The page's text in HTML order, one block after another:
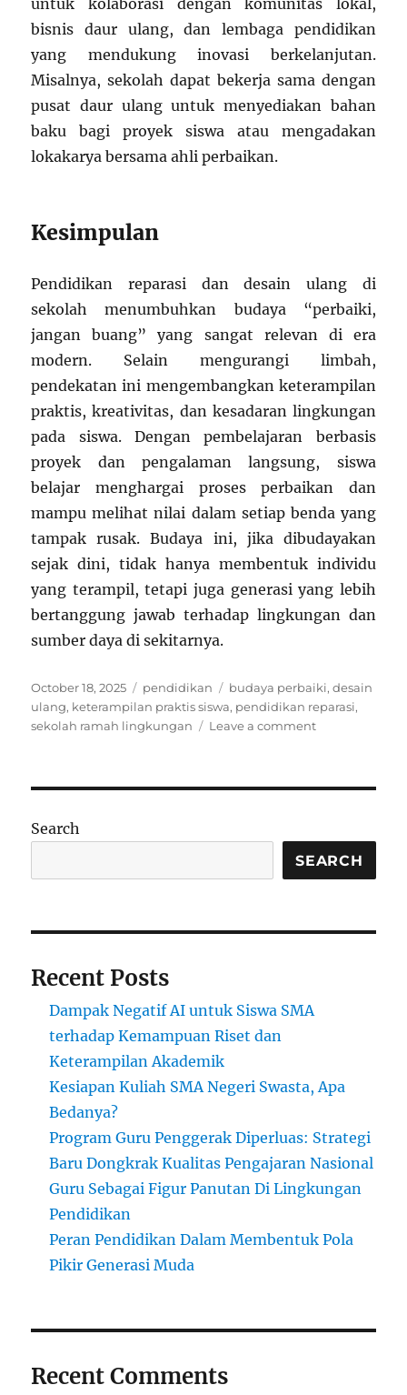
untuk kolaborasi dengan komunitas lokal,
bisnis daur ulang, dan lembaga pendidikan
yang mendukung inovasi berkelanjutan.
Misalnya, sekolah dapat bekerja sama dengan
pusat daur ulang untuk menyediakan bahan
baku bagi proyek siswa atau mengadakan
lokakarya bersama ahli perbaikan.
Kesimpulan
Pendidikan reparasi dan desain ulang di
sekolah menumbuhkan budaya “perbaiki,
jangan buang” yang sangat relevan di era
modern. Selain mengurangi limbah,
pendekatan ini mengembangkan keterampilan
praktis, kreativitas, dan kesadaran lingkungan
pada siswa. Dengan pembelajaran berbasis
proyek dan pengalaman langsung, siswa
belajar menghargai proses perbaikan dan
mampu melihat nilai dalam setiap benda yang
tampak rusak. Budaya ini, jika dibudayakan
sejak dini, tidak hanya membentuk individu
yang terampil, tetapi juga generasi yang lebih
bertanggung jawab terhadap lingkungan dan
sumber daya di sekitarnya.
Posted
on
October 18, 2025 Categories
pendidikan Tags
budaya perbaiki,desain
ulang, keterampilan praktis siswa, pendidikan reparasi,
sekolah ramah lingkungan
Leave a commenton
Budaya
“Perbaiki,
di
Search
SEARCH
Recent Posts
Dampak Negatif AI untuk Siswa SMA
terhadap Kemampuan Riset dan
Keterampilan Akademik
Kesiapan Kuliah SMA Negeri Swasta, Apa
Bedanya?
Program Guru Penggerak Diperluas: Strategi
Baru Dongkrak Kualitas Pengajaran Nasional
Guru Sebagai Figur Panutan Di Lingkungan
Pendidikan
Peran Pendidikan Dalam Membentuk Pola
Pikir Generasi Muda
Recent Comments